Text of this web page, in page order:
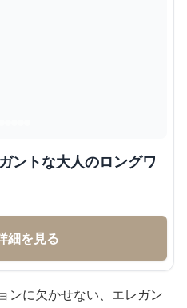
ントな大人のロングワ
細を見る
ンに欠かせない、エレガン